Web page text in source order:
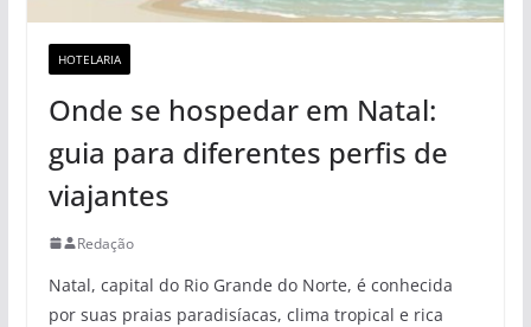
HOTELARIA
Onde se hospedar em Natal:
guia para diferentes perfis de
viajantes
Redação
Natal, capital do Rio Grande do Norte, é conhecida
por suas praias paradisíacas, clima tropical e rica